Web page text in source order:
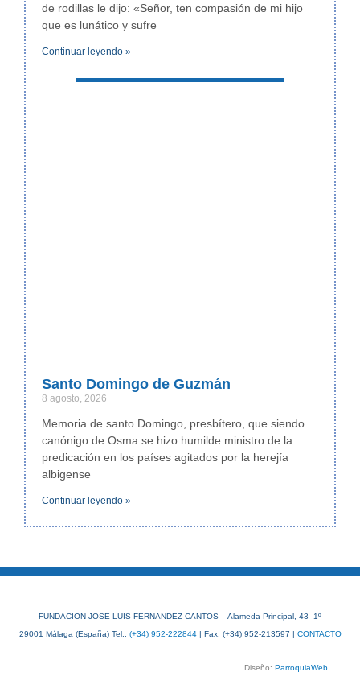
de rodillas le dijo: «Señor, ten compasión de mi hijo
que es lunático y sufre
Continuar leyendo »
Santo Domingo de Guzmán
8 agosto, 2026
Memoria de santo Domingo, presbítero, que siendo
canónigo de Osma se hizo humilde ministro de la
predicación en los países agitados por la herejía
albigense
Continuar leyendo »
FUNDACION JOSE LUIS FERNANDEZ CANTOS – Alameda Principal, 43 -1º
29001 Málaga (España) Tel.: (+34) 952-222844| Fax: (+34) 952-213597 | CONTACTO
Diseño: ParroquiaWeb